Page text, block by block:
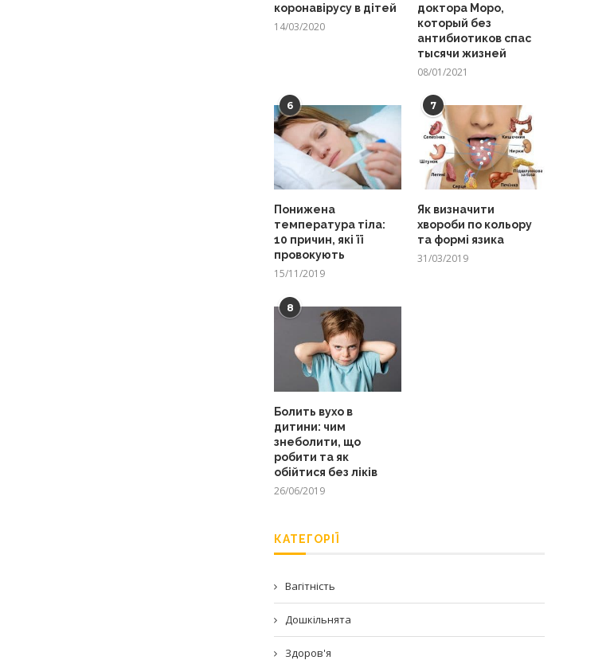
коронавірусу в дітей
14/03/2020
доктора Моро,
который без
антибиотиков спас
тысячи жизней
08/01/2021
6
Понижена
температура тіла:
10 причин, які її
провокують
15/11/2019
7
Як визначити
хвороби по кольору
та формі язика
31/03/2019
8
Болить вухо в
дитини: чим
знеболити, що
робити та як
обійтися без ліків
26/06/2019
КАТЕГОРІЇ
Вагітність
Дошкільнята
Здоров'я